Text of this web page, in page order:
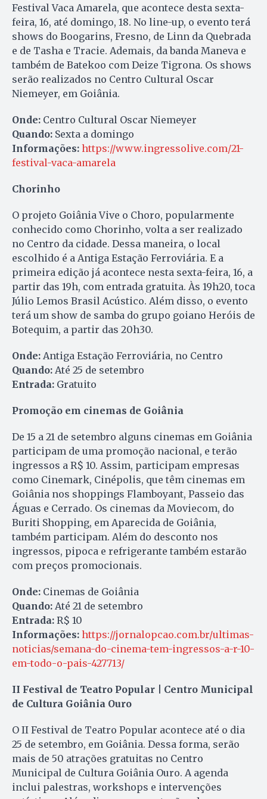
Festival Vaca Amarela, que acontece desta sexta-
feira, 16, até domingo, 18. No line-up, o evento terá
shows do Boogarins, Fresno, de Linn da Quebrada
e de Tasha e Tracie. Ademais, da banda Maneva e
também de Batekoo com Deize Tigrona. Os shows
serão realizados no Centro Cultural Oscar
Niemeyer, em Goiânia.
Onde: Centro Cultural Oscar Niemeyer
Quando: Sexta a domingo
Informações: https://www.ingressolive.com/21-
festival-vaca-amarela
Chorinho
O projeto Goiânia Vive o Choro, popularmente
conhecido como Chorinho, volta a ser realizado
no Centro da cidade. Dessa maneira, o local
escolhido é a Antiga Estação Ferroviária. E a
primeira edição já acontece nesta sexta-feira, 16, a
partir das 19h, com entrada gratuita. Às 19h20, toca
Júlio Lemos Brasil Acústico. Além disso, o evento
terá um show de samba do grupo goiano Heróis de
Botequim, a partir das 20h30.
Onde: Antiga Estação Ferroviária, no Centro
Quando: Até 25 de setembro
Entrada: Gratuito
Promoção em cinemas de Goiânia
De 15 a 21 de setembro alguns cinemas em Goiânia
participam de uma promoção nacional, e terão
ingressos a R$ 10. Assim, participam empresas
como Cinemark, Cinépolis, que têm cinemas em
Goiânia nos shoppings Flamboyant, Passeio das
Águas e Cerrado. Os cinemas da Moviecom, do
Buriti Shopping, em Aparecida de Goiânia,
também participam. Além do desconto nos
ingressos, pipoca e refrigerante também estarão
com preços promocionais.
Onde: Cinemas de Goiânia
Quando: Até 21 de setembro
Entrada: R$ 10
Informações: https://jornalopcao.com.br/ultimas-
noticias/semana-do-cinema-tem-ingressos-a-r-10-
em-todo-o-pais-427713/
II Festival de Teatro Popular | Centro Municipal
de Cultura Goiânia Ouro
O II Festival de Teatro Popular acontece até o dia
25 de setembro, em Goiânia. Dessa forma, serão
mais de 50 atrações gratuitas no Centro
Municipal de Cultura Goiânia Ouro. A agenda
inclui palestras, workshops e intervenções